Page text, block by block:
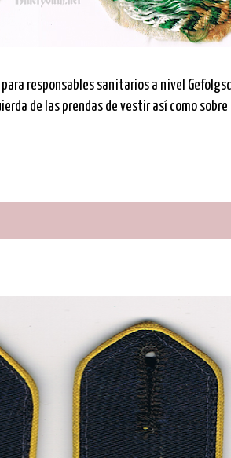
para responsables sanitarios a nivel
de las prendas de vestir así como